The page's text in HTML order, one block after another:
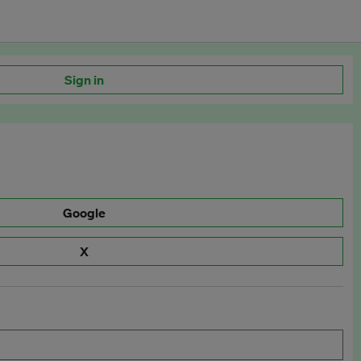
Sign in
Google
X